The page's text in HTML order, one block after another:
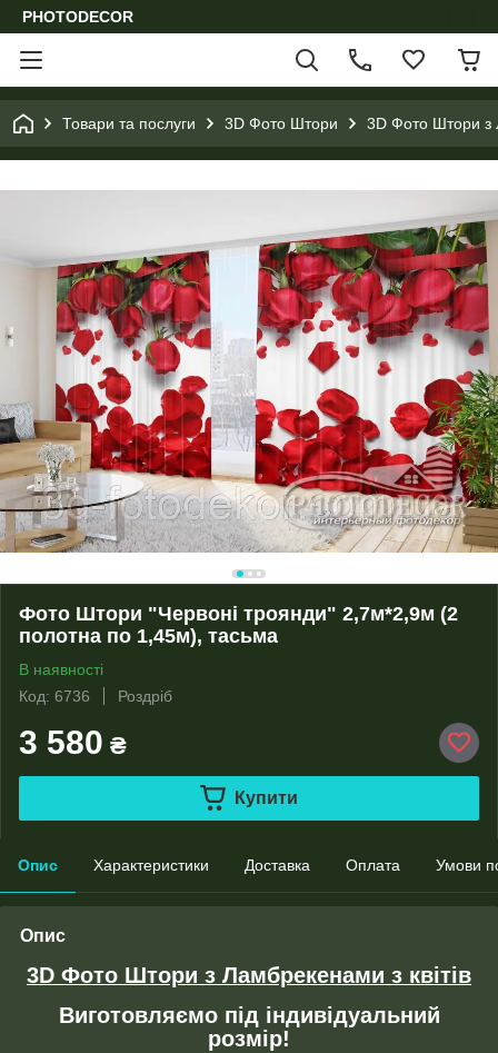
PHOTODECOR
Товари та послуги 3D Фото Штори 3D Фото Штори з
Фото Штори "Червоні троянди" 2,7м*2,9м (2
полотна по 1,45м), тасьма
В наявності
Код: 6736
Роздріб
3 580 ₴
Купити
Опис Характеристики Доставка Оплата Умови
Опис
3D Фото Штори з Ламбрекенами з квітів
Виготовляємо під індивідуальний
розмір!